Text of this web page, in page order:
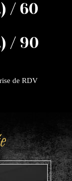
/ 60
/ 90